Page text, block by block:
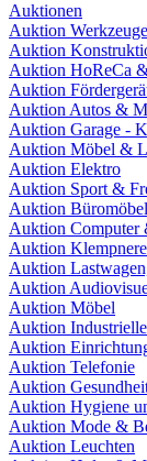
Auktionen
Auktion Werkzeuge
Auktion
Auktion HoReCa
Auktion
Auktion Autos &
Auktion Garage -
Auktion Möbel &
Auktion Elektro
Auktion Sport &
Auktion
Auktion Computer
Auktion
Auktion
Auktion
Auktion Möbel
Auktion
Auktion
Auktion Telefonie
Auktion
Auktion Hygiene
Auktion Mode &
Auktion Leuchten